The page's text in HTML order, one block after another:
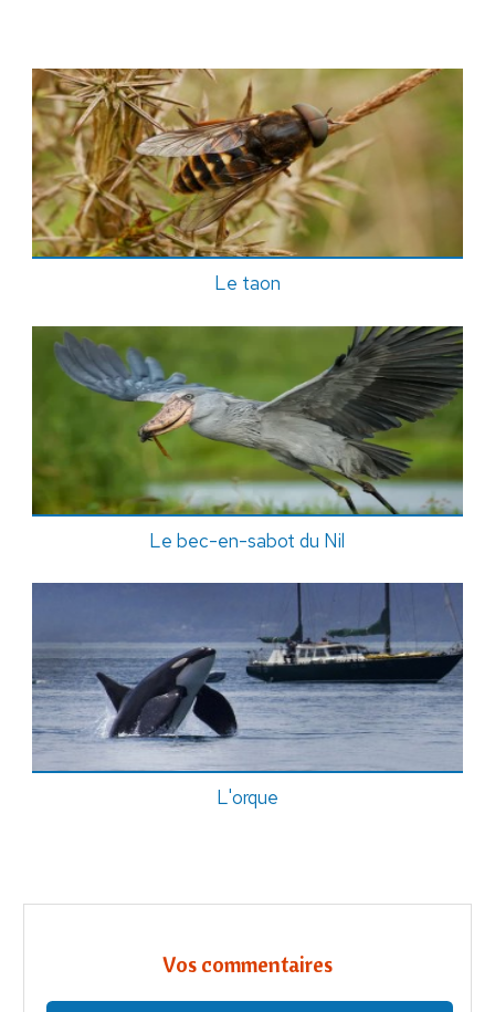
Le taon
Le bec-en-sabot du Nil
L'orque
Vos commentaires